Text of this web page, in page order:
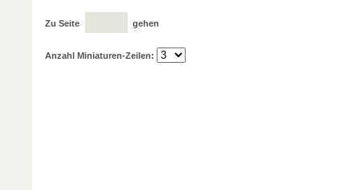
Zu Seite gehen
Anzahl Miniaturen-Zeilen: